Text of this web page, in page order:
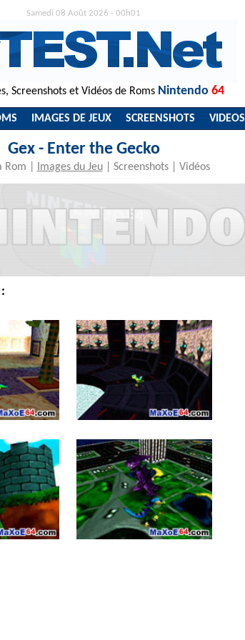
Samedi 08 Août 2026 - 00h01
Screenshots et Vidéos de Roms Nintendo 64
IMAGES DE JEUX SCREENSHOTS VIDEOS
Gex - Enter the Gecko
Rom Images du Jeu| Screenshots| Vidéos